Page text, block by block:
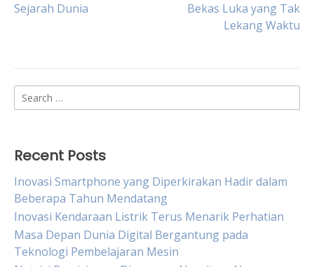
navigation
Sejarah Dunia
Bekas Luka yang Tak
Lekang Waktu
Search
for:
Recent Posts
Inovasi Smartphone yang Diperkirakan Hadir dalam
Beberapa Tahun Mendatang
Inovasi Kendaraan Listrik Terus Menarik Perhatian
Masa Depan Dunia Digital Bergantung pada
Teknologi Pembelajaran Mesin